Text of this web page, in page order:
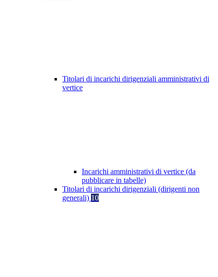
Titolari di incarichi dirigenziali amministrativi di
vertice
Incarichi amministrativi di vertice (da
pubblicare in tabelle)
Titolari di incarichi dirigenziali (dirigenti non
generali) 10